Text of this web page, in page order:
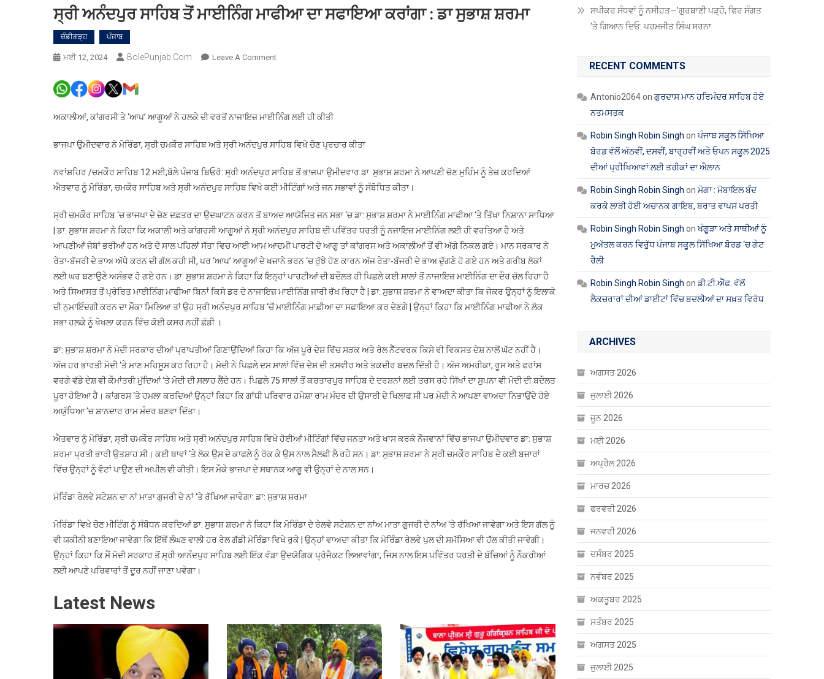
ਸ੍ਰੀ ਅਨੰਦਪੁਰ ਸਾਹਿਬ ਤੋਂ ਮਾਈਨਿੰਗ ਮਾਫੀਆ ਦਾ ਸਫਾਇਆ ਕਰਾਂਗਾ : ਡਾ ਸੁਭਾਸ਼ ਸ਼ਰਮਾ
ਚੰਡੀਗੜ੍ਹ ਪੰਜਾਬ
ਮਈ 12, 2024 BolePunjab.com Leave A CommentOn
ਤੋਂ
ਮਾਫੀਆ
ਸਫਾਇਆ
ਕਰਾਂਗਾ
ਡਾ
ਸੁਭਾਸ਼
ਸ਼ਰਮਾ
ਅਕਾਲੀਆਂ, ਕਾਂਗਰਸੀ ਤੇ ‘ਆਪ’ ਆਗੂਆਂ ਨੇ ਹਲਕੇ ਦੀ ਵਰਤੋਂ ਨਾਜਾਇਜ਼ ਮਾਈਨਿੰਗ ਲਈ ਹੀ ਕੀਤੀ
ਭਾਜਪਾ ਉਮੀਦਵਾਰ ਨੇ ਮੋਰਿੰਡਾ, ਸ੍ਰੀ ਚਮਕੌਰ ਸਾਹਿਬ ਅਤੇ ਸ੍ਰੀ ਅਨੰਦਪੁਰ ਸਾਹਿਬ ਵਿਖੇ ਚੋਣ ਪ੍ਰਚਾਰ ਕੀਤਾ
ਨਵਾਂਸ਼ਹਿਰ /ਚਮਕੌਰ ਸਾਹਿਬ 12 ਮਈ,ਬੋਲੇ ਪੰਜਾਬ ਬਿਓਰੋ: ਸ੍ਰੀ ਅਨੰਦਪੁਰ ਸਾਹਿਬ ਤੋਂ ਭਾਜਪਾ ਉਮੀਦਵਾਰ ਡਾ. ਸੁਭਾਸ਼ ਸ਼ਰਮਾ ਨੇ ਆਪਣੀ ਚੋਣ ਮੁਹਿੰਮ ਨੂੰ ਤੇਜ਼ ਕਰਦਿਆਂ
ਐਤਵਾਰ ਨੂੰ ਮੋਰਿੰਡਾ, ਚਮਕੌਰ ਸਾਹਿਬ ਅਤੇ ਸ੍ਰੀ ਅਨੰਦਪੁਰ ਸਾਹਿਬ ਵਿਖੇ ਕਈ ਮੀਟਿੰਗਾਂ ਅਤੇ ਜਨ ਸਭਾਵਾਂ ਨੂੰ ਸੰਬੋਧਿਤ ਕੀਤਾ।
ਸ੍ਰੀ ਚਮਕੌਰ ਸਾਹਿਬ ‘ਚ ਭਾਜਪਾ ਦੇ ਚੋਣ ਦਫ਼ਤਰ ਦਾ ਉਦਘਾਟਨ ਕਰਨ ਤੋਂ ਬਾਅਦ ਆਯੋਜਿਤ ਜਨ ਸਭਾ ‘ਚ ਡਾ: ਸੁਭਾਸ਼ ਸ਼ਰਮਾ ਨੇ ਮਾਈਨਿੰਗ ਮਾਫੀਆ ‘ਤੇ ਤਿੱਖਾ ਨਿਸ਼ਾਨਾ ਸਾਧਿਆ
| ਡਾ: ਸੁਭਾਸ਼ ਸ਼ਰਮਾ ਨੇ ਕਿਹਾ ਕਿ ਅਕਾਲੀ ਅਤੇ ਕਾਂਗਰਸੀ ਆਗੂਆਂ ਨੇ ਸ੍ਰੀ ਅਨੰਦਪੁਰ ਸਾਹਿਬ ਦੀ ਪਵਿੱਤਰ ਧਰਤੀ ਨੂੰ ਨਜਾਇਜ਼ ਮਾਈਨਿੰਗ ਲਈ ਹੀ ਵਰਤਿਆ ਹੈ ਅਤੇ
ਆਪਣੀਆਂ ਜੇਬਾਂ ਭਰੀਆਂ ਹਨ ਅਤੇ ਦੋ ਸਾਲ ਪਹਿਲਾਂ ਸੱਤਾ ਵਿਚ ਆਈ ਆਮ ਆਦਮੀ ਪਾਰਟੀ ਦੇ ਆਗੂ ਤਾਂ ਕਾਂਗਰਸ ਅਤੇ ਅਕਾਲੀਆਂ ਤੋਂ ਵੀ ਅੱਗੇ ਨਿਕਲ ਗਏ। ਮਾਨ ਸਰਕਾਰ ਨੇ
ਰੇਤਾ-ਬੱਜਰੀ ਦੇ ਭਾਅ ਅੱਧੇ ਕਰਨ ਦੀ ਗੱਲ ਕਹੀ ਸੀ, ਪਰ ‘ਆਪ’ ਆਗੂਆਂ ਦੇ ਖਜ਼ਾਨੇ ਭਰਨ ‘ਚ ਰੁੱਝੇ ਹੋਣ ਕਾਰਨ ਅੱਜ ਰੇਤਾ-ਬੱਜਰੀ ਦੇ ਭਾਅ ਦੁੱਗਣੇ ਹੋ ਗਏ ਹਨ ਅਤੇ ਗਰੀਬ ਲੋਕਾਂ
ਲਈ ਘਰ ਬਣਾਉਣੇ ਅਸੰਭਵ ਹੋ ਗਏ ਹਨ। ਡਾ: ਸੁਭਾਸ਼ ਸ਼ਰਮਾ ਨੇ ਕਿਹਾ ਕਿ ਇਨ੍ਹਾਂ ਪਾਰਟੀਆਂ ਦੀ ਬਦੌਲਤ ਹੀ ਪਿਛਲੇ ਕਈ ਸਾਲਾਂ ਤੋਂ ਨਾਜਾਇਜ਼ ਮਾਈਨਿੰਗ ਦਾ ਦੌਰ ਚੱਲ ਰਿਹਾ ਹੈ
ਅਤੇ ਸਿਆਸਤ ਤੋਂ ਪ੍ਰੇਰਿਤ ਮਾਈਨਿੰਗ ਮਾਫੀਆ ਬਿਨਾਂ ਕਿਸੇ ਡਰ ਦੇ ਨਾਜਾਇਜ਼ ਮਾਈਨਿੰਗ ਜਾਰੀ ਰੱਖ ਰਿਹਾ ਹੈ | ਡਾ: ਸੁਭਾਸ਼ ਸ਼ਰਮਾ ਨੇ ਵਾਅਦਾ ਕੀਤਾ ਕਿ ਜੇਕਰ ਉਨ੍ਹਾਂ ਨੂੰ ਇਲਾਕੇ
ਦੀ ਨੁਮਾਇੰਦਗੀ ਕਰਨ ਦਾ ਮੌਕਾ ਮਿਲਿਆ ਤਾਂ ਉਹ ਸ੍ਰੀ ਅਨੰਦਪੁਰ ਸਾਹਿਬ ‘ਚੋਂ ਮਾਈਨਿੰਗ ਮਾਫ਼ੀਆ ਦਾ ਸਫ਼ਾਇਆ ਕਰ ਦੇਣਗੇ | ਉਨ੍ਹਾਂ ਕਿਹਾ ਕਿ ਮਾਈਨਿੰਗ ਮਾਫੀਆ ਨੇ ਲੋਕ
ਸਭਾ ਹਲਕੇ ਨੂੰ ਖੋਖਲਾ ਕਰਨ ਵਿੱਚ ਕੋਈ ਕਸਰ ਨਹੀਂ ਛੱਡੀ ।
ਡਾ: ਸੁਭਾਸ਼ ਸ਼ਰਮਾ ਨੇ ਮੋਦੀ ਸਰਕਾਰ ਦੀਆਂ ਪ੍ਰਾਪਤੀਆਂ ਗਿਣਾਉਂਦਿਆਂ ਕਿਹਾ ਕਿ ਅੱਜ ਪੂਰੇ ਦੇਸ਼ ਵਿੱਚ ਸੜਕ ਅਤੇ ਰੇਲ ਨੈੱਟਵਰਕ ਕਿਸੇ ਵੀ ਵਿਕਸਤ ਦੇਸ਼ ਨਾਲੋਂ ਘੱਟ ਨਹੀਂ ਹੈ।
ਅੱਜ ਹਰ ਭਾਰਤੀ ਮੋਦੀ ‘ਤੇ ਮਾਣ ਮਹਿਸੂਸ ਕਰ ਰਿਹਾ ਹੈ। ਮੋਦੀ ਨੇ ਪਿਛਲੇ ਦਸ ਸਾਲਾਂ ਵਿੱਚ ਦੇਸ਼ ਦੀ ਤਸਵੀਰ ਅਤੇ ਤਕਦੀਰ ਬਦਲ ਦਿੱਤੀ ਹੈ। ਅੱਜ ਅਮਰੀਕਾ, ਰੂਸ ਅਤੇ ਫਰਾਂਸ
ਵਰਗੇ ਵੱਡੇ ਦੇਸ਼ ਵੀ ਕੌਮਾਂਤਰੀ ਮੁੱਦਿਆਂ ‘ਤੇ ਮੋਦੀ ਦੀ ਸਲਾਹ ਲੈਂਦੇ ਹਨ। ਪਿਛਲੇ 75 ਸਾਲਾਂ ਤੋਂ ਕਰਤਾਰਪੁਰ ਸਾਹਿਬ ਦੇ ਦਰਸ਼ਨਾਂ ਲਈ ਤਰਸ ਰਹੇ ਸਿੱਖਾਂ ਦਾ ਸੁਪਨਾ ਵੀ ਮੋਦੀ ਦੀ ਬਦੌਲਤ
ਪੂਰਾ ਹੋਇਆ ਹੈ। ਕਾਂਗਰਸ ‘ਤੇ ਹਮਲਾ ਕਰਦਿਆਂ ਉਨ੍ਹਾਂ ਕਿਹਾ ਕਿ ਗਾਂਧੀ ਪਰਿਵਾਰ ਹਮੇਸ਼ਾ ਰਾਮ ਮੰਦਰ ਦੀ ਉਸਾਰੀ ਦੇ ਖਿਲਾਫ ਸੀ ਪਰ ਮੋਦੀ ਨੇ ਆਪਣਾ ਵਾਅਦਾ ਨਿਭਾਉਂਦੇ ਹੋਏ
ਅਯੁੱਧਿਆ ‘ਚ ਸ਼ਾਨਦਾਰ ਰਾਮ ਮੰਦਰ ਬਣਵਾ ਦਿੱਤਾ।
ਐਤਵਾਰ ਨੂੰ ਮੋਰਿੰਡਾ, ਸ੍ਰੀ ਚਮਕੌਰ ਸਾਹਿਬ ਅਤੇ ਸ੍ਰੀ ਅਨੰਦਪੁਰ ਸਾਹਿਬ ਵਿਖੇ ਹੋਈਆਂ ਮੀਟਿੰਗਾਂ ਵਿੱਚ ਜਨਤਾ ਅਤੇ ਖਾਸ ਕਰਕੇ ਨੌਜਵਾਨਾਂ ਵਿੱਚ ਭਾਜਪਾ ਉਮੀਦਵਾਰ ਡਾ: ਸੁਭਾਸ਼
ਸ਼ਰਮਾ ਪ੍ਰਤੀ ਭਾਰੀ ਉਤਸ਼ਾਹ ਸੀ। ਕਈ ਥਾਵਾਂ ‘ਤੇ ਲੋਕ ਉਸ ਦੇ ਕਾਫਲੇ ਨੂੰ ਰੋਕ ਕੇ ਉਸ ਨਾਲ ਸੈਲਫੀ ਲੈ ਰਹੇ ਸਨ। ਡਾ: ਸੁਭਾਸ਼ ਸ਼ਰਮਾ ਨੇ ਸ੍ਰੀ ਚਮਕੌਰ ਸਾਹਿਬ ਦੇ ਕਈ ਬਜ਼ਾਰਾਂ
ਵਿੱਚ ਉਨ੍ਹਾਂ ਨੂੰ ਵੋਟਾਂ ਪਾਉਣ ਦੀ ਅਪੀਲ ਵੀ ਕੀਤੀ। ਇਸ ਮੌਕੇ ਭਾਜਪਾ ਦੇ ਸਥਾਨਕ ਆਗੂ ਵੀ ਉਨ੍ਹਾਂ ਦੇ ਨਾਲ ਸਨ।
ਮੋਰਿੰਡਾ ਰੇਲਵੇ ਸਟੇਸ਼ਨ ਦਾ ਨਾਂ ਮਾਤਾ ਗੁਜਰੀ ਦੇ ਨਾਂ ‘ਤੇ ਰੱਖਿਆ ਜਾਵੇਗਾ: ਡਾ: ਸੁਭਾਸ਼ ਸ਼ਰਮਾ
ਮੋਰਿੰਡਾ ਵਿਖੇ ਚੋਣ ਮੀਟਿੰਗ ਨੂੰ ਸੰਬੋਧਨ ਕਰਦਿਆਂ ਡਾ: ਸੁਭਾਸ਼ ਸ਼ਰਮਾ ਨੇ ਕਿਹਾ ਕਿ ਮੋਰਿੰਡਾ ਦੇ ਰੇਲਵੇ ਸਟੇਸ਼ਨ ਦਾ ਨਾਂਅ ਮਾਤਾ ਗੁਜਰੀ ਦੇ ਨਾਂਅ ‘ਤੇ ਰੱਖਿਆ ਜਾਵੇਗਾ ਅਤੇ ਇਸ ਗੱਲ ਨੂੰ
ਵੀ ਯਕੀਨੀ ਬਣਾਇਆ ਜਾਵੇਗਾ ਕਿ ਇੱਥੋਂ ਲੰਘਣ ਵਾਲੀ ਹਰ ਰੇਲ ਗੱਡੀ ਮੋਰਿੰਡਾ ਵਿਖੇ ਰੁਕੇ | ਉਨ੍ਹਾਂ ਵਾਅਦਾ ਕੀਤਾ ਕਿ ਮੋਰਿੰਡਾ ਰੇਲਵੇ ਪੁਲ ਦੀ ਸਮੱਸਿਆ ਵੀ ਹੱਲ ਕੀਤੀ ਜਾਵੇਗੀ।
ਉਨ੍ਹਾਂ ਕਿਹਾ ਕਿ ਮੈਂ ਮੋਦੀ ਸਰਕਾਰ ਤੋਂ ਸ੍ਰੀ ਆਨੰਦਪੁਰ ਸਾਹਿਬ ਲਈ ਇੱਕ ਵੱਡਾ ਉਦਯੋਗਿਕ ਪ੍ਰੋਜੈਕਟ ਲਿਆਵਾਂਗਾ, ਜਿਸ ਨਾਲ ਇਸ ਪਵਿੱਤਰ ਧਰਤੀ ਦੇ ਬੱਚਿਆਂ ਨੂੰ ਨੌਕਰੀਆਂ
ਲਈ ਆਪਣੇ ਪਰਿਵਾਰਾਂ ਤੋਂ ਦੂਰ ਨਹੀਂ ਜਾਣਾ ਪਵੇਗਾ।
Latest News
ਸਪੀਕਰ ਸੰਧਵਾਂ ਨੂੰ ਨਸੀਹਤ—’ਗੁਰਬਾਣੀ ਪੜ੍ਹੋ, ਫਿਰ ਸੰਗਤ
‘ਤੇ ਗਿਆਨ ਦਿਓ: ਪਰਮਜੀਤ ਸਿੰਘ ਸਰਨਾ
RECENT COMMENTS
Antonio2064onਗੁਰਦਾਸ ਮਾਨ ਹਰਿਮੰਦਰ ਸਾਹਿਬ ਹੋਏ
ਨਤਮਸਤਕ
Robin Singh Robin Singh onਪੰਜਾਬ ਸਕੂਲ ਸਿੱਖਿਆ
ਬੋਰਡ ਵੱਲੋਂ ਅੱਠਵੀਂ, ਦਸਵੀਂ, ਬਾਰ੍ਹਵੀਂ ਅਤੇ ਓਪਨ ਸਕੂਲ 2025
ਦੀਆਂ ਪ੍ਰੀਖਿਆਵਾਂ ਲਈ ਤਰੀਕਾਂ ਦਾ ਐਲਾਨ
Robin Singh Robin Singh onਮੋਗਾ : ਮੋਬਾਇਲ ਬੰਦ
ਕਰਕੇ ਲਾੜੀ ਹੋਈ ਅਚਾਨਕ ਗਾਇਬ, ਬਰਾਤ ਵਾਪਸ ਪਰਤੀ
Robin Singh Robin Singh onਖੰਗੂੜਾ ਅਤੇ ਸਾਥੀਆਂ ਨੂੰ
ਮੁਅੱਤਲ ਕਰਨ ਵਿਰੁੱਧ ਪੰਜਾਬ ਸਕੂਲ ਸਿੱਖਿਆ ਬੋਰਡ ‘ਚ ਗੇਟ
ਰੈਲੀ
Robin Singh Robin Singh onਡੀ.ਟੀ.ਐੱਫ. ਵੱਲੋਂ
ਲੈਕਚਰਾਰਾਂ ਦੀਆਂ ਡਾਈਟਾਂ ਵਿੱਚ ਬਦਲੀਆਂ ਦਾ ਸਖ਼ਤ ਵਿਰੋਧ
ARCHIVES
ਅਗਸਤ 2026
ਜੁਲਾਈ 2026
ਜੂਨ 2026
ਮਈ 2026
ਅਪ੍ਰੈਲ 2026
ਮਾਰਚ 2026
ਫਰਵਰੀ 2026
ਜਨਵਰੀ 2026
ਦਸੰਬਰ 2025
ਨਵੰਬਰ 2025
ਅਕਤੂਬਰ 2025
ਸਤੰਬਰ 2025
ਅਗਸਤ 2025
ਜੁਲਾਈ 2025